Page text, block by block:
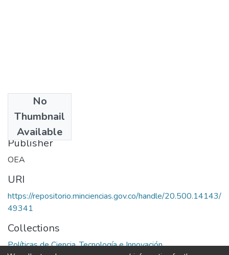
No
Thumbnail
Available
1973
Publisher
OEA
URI
https://repositorio.minciencias.gov.co/handle/20.500.14143/
49341
Collections
Políticas de Ciencia, Tecnología e Innovación